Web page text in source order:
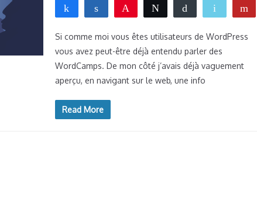
Partagez Partagez Épingle Tweetez Buffer Email
Si comme moi vous êtes utilisateurs de WordPress
vous avez peut-être déjà entendu parler des
WordCamps. De mon côté j’avais déjà vaguement
aperçu, en navigant sur le web, une info
Read More